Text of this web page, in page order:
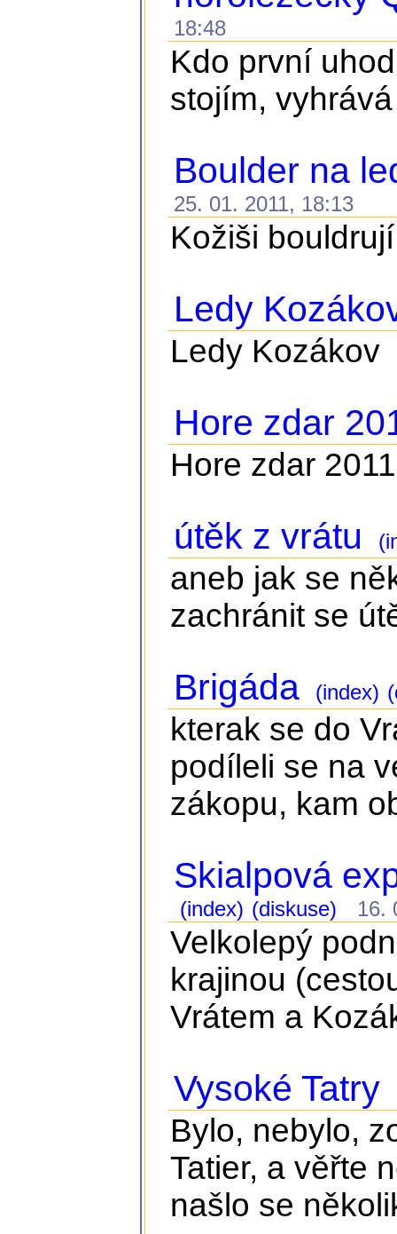
18:48
Kdo první
stojím,
Boulder na
25. 01. 2011, 18:13
Kožiši
Ledy
Ledy Kozákov
Hore zdar
Hore zdar 2011
útěk z vrátu
aneb jak se
zachránit se
Brigáda (index)
kterak se do
podíleli se na
zákopu, kam
Skialpová
(index) (diskuse) 16.
Velkolepý
krajinou
Vrátem a
Vysoké Tatry
Bylo, nebylo,
Tatier, a věřte
našlo se